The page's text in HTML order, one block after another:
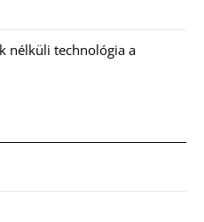
nélküli technológia a